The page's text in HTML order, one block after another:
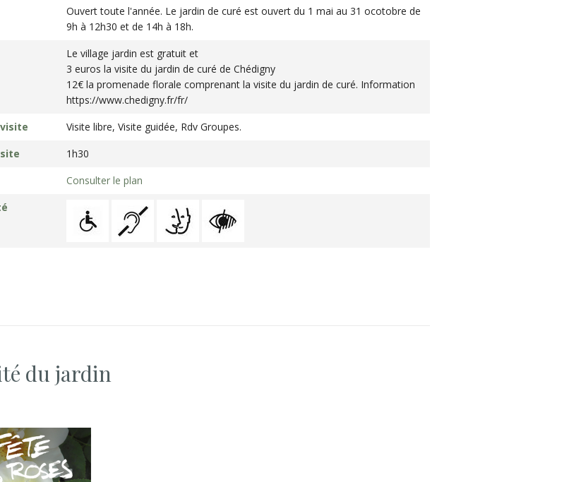
Ouvert toute l'année. Le jardin de curé est ouvert du 1 mai au 31 ocotobre de
9h à 12h30 et de 14h à 18h.
Le village jardin est gratuit et
3 euros la visite du jardin de curé de Chédigny
12€ la promenade florale comprenant la visite du jardin de curé. Information
https://www.chedigny.fr/fr/
Visite libre, Visite guidée, Rdv Groupes.
1h30
Consulter le plan
du jardin